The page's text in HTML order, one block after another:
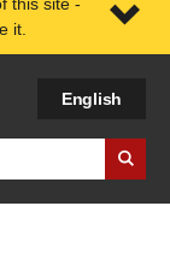
it.
English